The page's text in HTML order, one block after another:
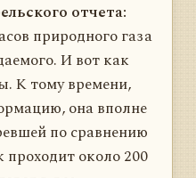
отчета:
природного газа
И вот как
К тому времени,
она вполне
по сравнению
проходит около 200